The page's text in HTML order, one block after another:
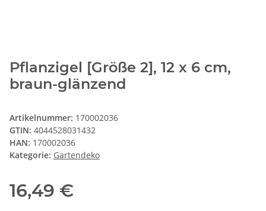
Pflanzigel [Größe 2], 12 x 6 cm,
braun-glänzend
Artikelnummer: 170002036
GTIN: 4044528031432
HAN: 170002036
Kategorie: Gartendeko
16,49 €